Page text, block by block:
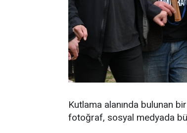
Kutlama alanında bulunan
fotoğraf, sosyal medyada